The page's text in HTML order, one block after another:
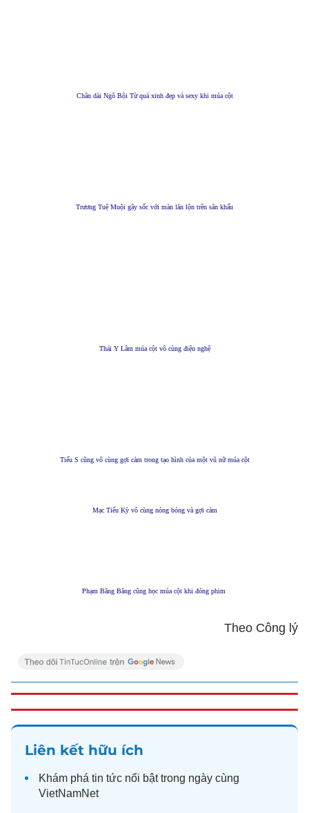
Chân dài Ngô Bội Từ quá xinh đẹp và sexy khi múa cột
Trương Tuệ Muội gây sốc với màn lăn lộn trên sân khấu
Thái Y Lâm múa cột vô cùng điệu nghệ
Tiểu S cũng vô cùng gợi cảm trong tạo hình của một vũ nữ múa cột
Mạc Tiểu Kỳ vô cùng nóng bỏng và gợi cảm
Phạm Băng Băng cũng học múa cột khi đóng phim
Theo Công lý
Liên kết hữu ích
Khám phá tin tức nổi bật trong ngày cùng
VietNamNet